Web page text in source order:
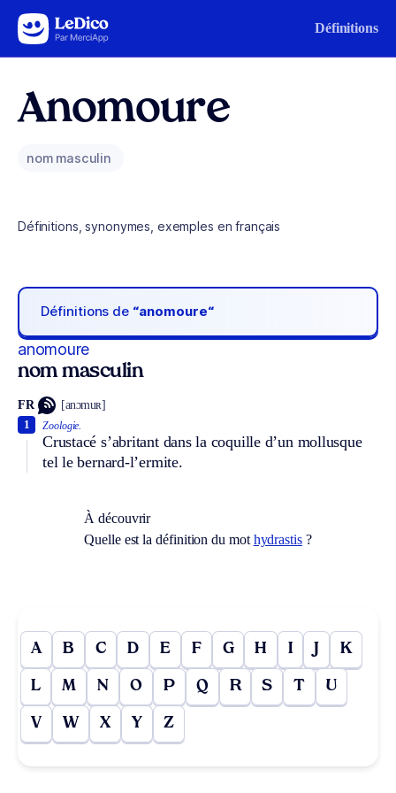
Aller au contenu Définitions
Anomoure
nom masculin
Définitions, synonymes, exemples en français
Définitions de “anomoure“
anomoure
nom masculin
FR [anɔmuʀ]
Zoologie.
Crustacé s’abritant dans la coquille d’un mollusque
tel le bernard-l’ermite.
1
À découvrir
Quelle est la définition du mot hydrastis?
A B C D E F G H I J K
L M N O P Q R S T U
V W X Y Z